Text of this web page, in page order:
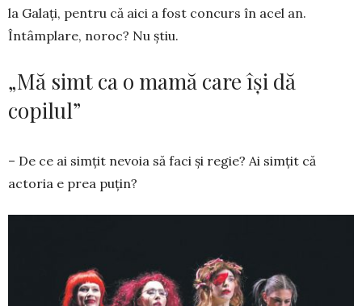
la Galați, pentru că aici a fost concurs în acel an.
Întâmplare, noroc? Nu știu.
„Mă simt ca o mamă care își dă
copilul”
– De ce ai simțit nevoia să faci și regie? Ai simțit că
actoria e prea puțin?